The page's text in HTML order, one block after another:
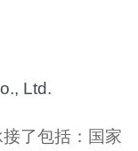
Ltd.
了包括：国家